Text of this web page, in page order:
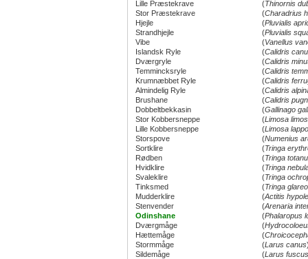
Lille Præstekrave
(Thinornis
Stor Præstekrave
(Charadrius
Hjejle
(Pluvialis
Strandhjejle
(Pluvialis
Vibe
(Vanellus
Islandsk Ryle
(Calidris
Dværgryle
(Calidris
Temmincksryle
(Calidris
Krumnæbbet Ryle
(Calidris
Almindelig Ryle
(Calidris
Brushane
(Calidris
Dobbeltbekkasin
(Gallinago
Stor Kobbersneppe
(Limosa
Lille Kobbersneppe
(Limosa
Storspove
(Numenius
Sortklire
(Tringa
Rødben
(Tringa
Hvidklire
(Tringa
Svaleklire
(Tringa
Tinksmed
(Tringa
Mudderklire
(Actitis
Stenvender
(Arenaria
Odinshane
(Phalaropus
Dværgmåge
(
Hættemåge
(
Stormmåge
(Larus canus
Sildemåge
(Larus fuscus